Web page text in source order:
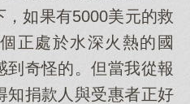
如果有5000美元的救
正處於水深火熱的國
到奇怪的。但當我從報
知捐款人與受惠者正好